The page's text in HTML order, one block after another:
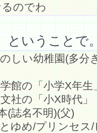
のでわ
ということで
幼稚園(多分
館の「小学X年生
社の「小X時代
(誌名不明)(父)
め/プリンセス/